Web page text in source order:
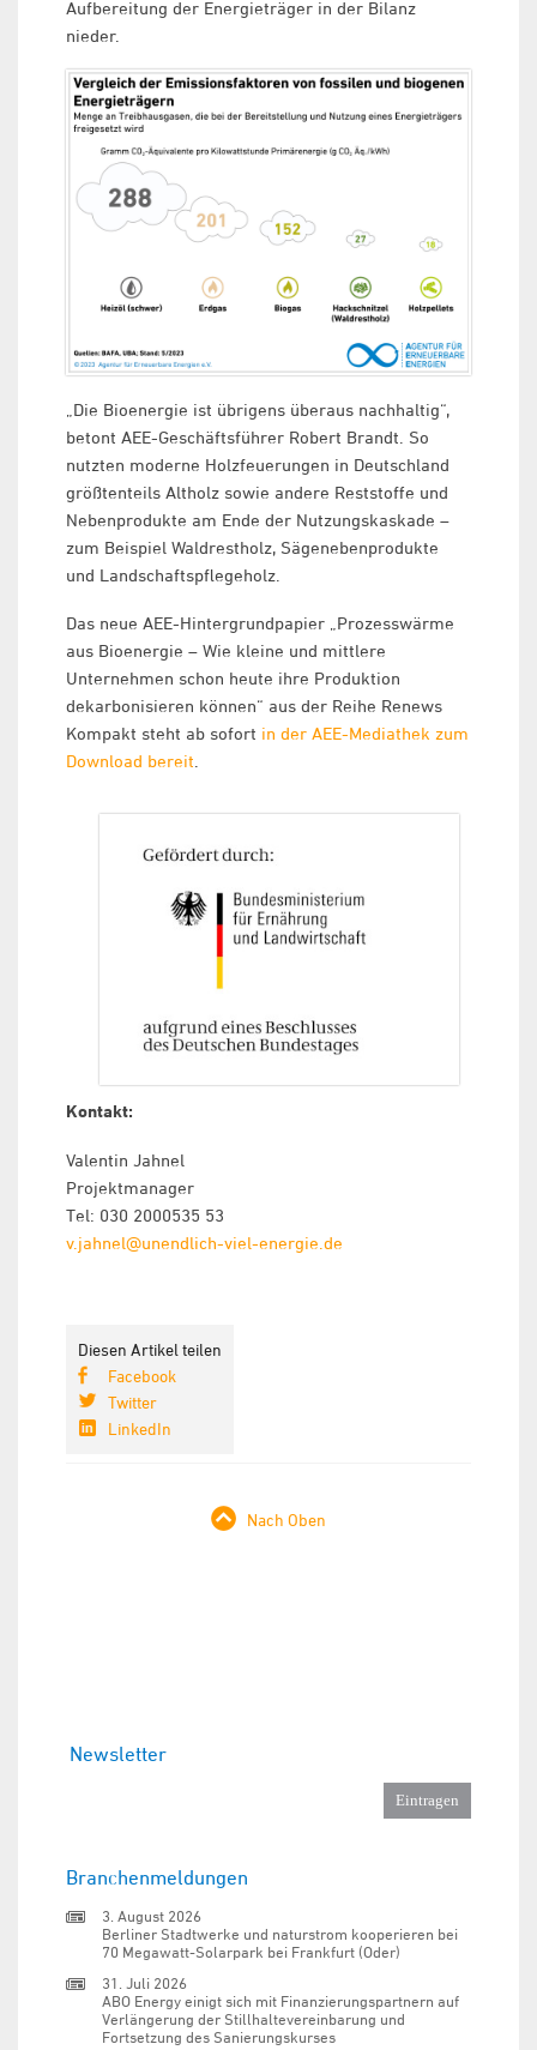
Aufbereitung der Energieträger in der Bilanz
nieder.
„Die Bioenergie ist übrigens überaus nachhaltig“,
betont AEE-Geschäftsführer Robert Brandt. So
nutzten moderne Holzfeuerungen in Deutschland
größtenteils Altholz sowie andere Reststoffe und
Nebenprodukte am Ende der Nutzungskaskade –
zum Beispiel Waldrestholz, Sägenebenprodukte
und Landschaftspflegeholz.
Das neue AEE-Hintergrundpapier „Prozesswärme
aus Bioenergie – Wie kleine und mittlere
Unternehmen schon heute ihre Produktion
dekarbonisieren können“ aus der Reihe Renews
Kompakt steht ab sofort in der AEE-Mediathek zum
Download bereit
Kontakt:
Valentin Jahnel
Projektmanager
Tel: 030 2000535 53
v.jahnel@unendlich-viel-energie.de
Diesen Artikel teilen
Facebook
Twitter
LinkedIn
Nach Oben
Newsletter
Branchenmeldungen
3. August 2026
Berliner Stadtwerke und naturstrom kooperieren bei
70 Megawatt-Solarpark bei Frankfurt (Oder)
31. Juli 2026
ABO Energy einigt sich mit Finanzierungspartnern auf
Verlängerung der Stillhaltevereinbarung und
Fortsetzung des Sanierungskurses